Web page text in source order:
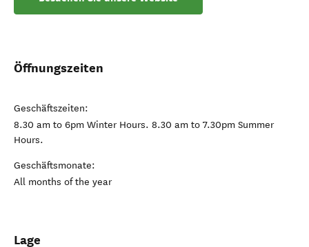
Öffnungszeiten
Geschäftszeiten:
8.30 am to 6pm Winter Hours. 8.30 am to 7.30pm Summer
Hours.
Geschäftsmonate:
All months of the year
Lage